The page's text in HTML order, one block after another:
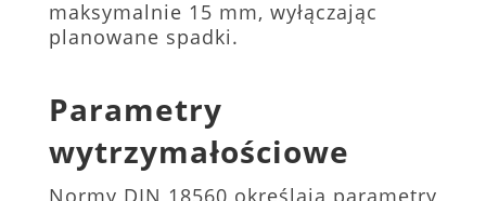
maksymalnie 15 mm, wyłączając
planowane spadki.
Parametry
wytrzymałościowe
Normy DIN 18560 określają parametry